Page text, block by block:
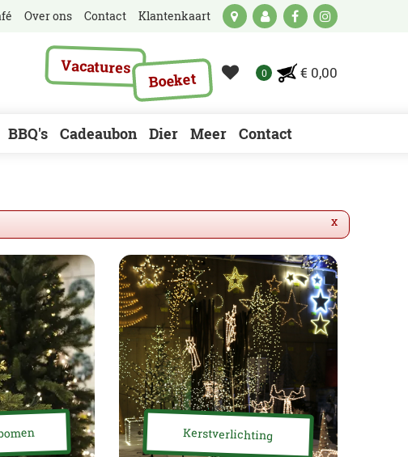
Over ons Contact Klantenkaart
Vacatures
Boeket € 0,00
BBQ's Cadeaubon Dier Meer Contact
x
Kerstverlichting